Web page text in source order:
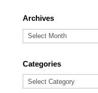
Archives
Archives
Categories
Categories